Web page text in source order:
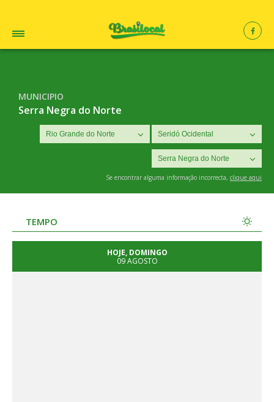
MUNICIPIO
Serra Negra do Norte
Se encontrar alguma informação incorrecta, clique aqui
TEMPO
HOJE, DOMINGO
09 AGOSTO